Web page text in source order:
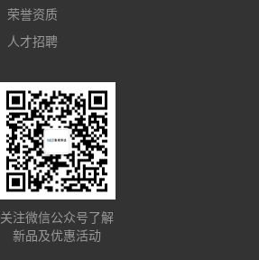
荣誉资质
人才招聘
关注微信公众号了解
新品及优惠活动